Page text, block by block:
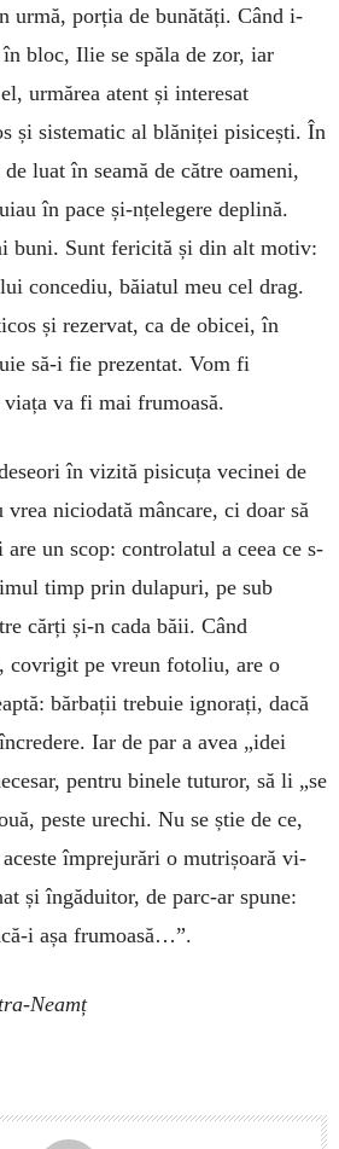
urmă, porția de bunătăți. Când i-
bloc, Ilie se spăla de zor, iar
ur­mă­rea atent și in­te­resat
și sis­tematic al blăniței pisicești. În
luat în seamă de către oameni,
în pace și-nțe­le­gere deplină.
buni. Sunt fericită și din alt motiv:
con­cediu, băiatul meu cel drag.
și rezervat, ca de obicei, în
să-i fie prezentat. Vom fi
va fi mai frumoasă.
în vizită pisicuța ve­cinei de
vrea niciodată mân­care, ci doar să
un scop: con­trolatul a ceea ce s-
timp prin dulapuri, pe sub
cărți și-n cada băii. Când
covrigit pe vreun fotoliu, are o
băr­ba­ții trebuie ignorați, dacă
Iar de par a avea „idei
pentru binele tuturor, să li „se
peste urechi. Nu se știe de ce,
îm­pre­ju­rări o mutrișoară vi­
și în­gă­duitor, de parc-ar spune:
i așa frumoasă…”.
Neamț